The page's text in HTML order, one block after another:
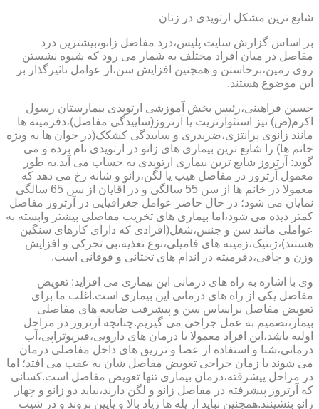
شایع ترین مشکل ارتوپدی در زنان
بر اساس گزارش سایت پلیس،درد مفاصل زانو،بیشترین درد
مفاصل در میان افراد مختلف به شمار می رود که شیوه نشستن
روی زمین،برخاستن و همچنین افزایش سن،از عوامل تاثیرگذار بر
این موضوع هستند.
حسین فراهینی،رئیس بخش آموزشی ارتوپدی بیمارستان رسول
اکرم(ص) نیز استئوآرتریت یا آرتروز(ساییدگی مفاصل)،دفرمیته ها
مانند زانوی پرانتزی،ضربدری و ساییدگی کشکک(در جوان ها به ویژه
خانم ها) را شایع ترین بیماری های زانو در ارتوپدی نام برده و می
گوید: آرتروز شایع ترین بیماری ارتوپدی به حساب می آید.به طور
معمول آرتروز در مفاصل هیپ یا لگن،زانو و شانه رخ می دهد که
معمولا در خانم ها از سن 55 سالگی و در آقایان از سن 65 سالگی
نمایان می شود؛ در حال حاضر عوامل جغرافیایی در آرتروز مفاصل
کمتر دیده می شود،اما بیماری های تخریب مفاصلی بیشتر وابسته به
عواملی مانند سن و جنس،شغل(افرادی که دارای کارهای سنگین
هستند)،ژنتیک،زمینه های فامیلی،نوع تغذیه،بی تحرکی و افزایش
وزن و چاقی،دفرمیته در اندام های تحتانی و فوقانی است.
وی با اشاره به راه های درمانی این بیماری می افزاید: تعویض
مفاصل یکی از راه های درمانی این بیماری است.اغلب ما برای
تعویض مفاصل براساس سن و پیشرفت ضایعه های مفاصلی
بیمار،تصمیم به عمل جراحی می گیریم.چنانچه آرتروز در مراحل
اولیه باشد،این افراد معمولا با درمان های دارویی،فیزیوتراپی،آب
درمانی،شنا و استفاده از عصا و تزریق های داخل مفاصلی درمان
می شوند یا زمان جراحی تعویض مفاصل شان به عقب می افتد؛ اما
در مراحل پیشرفته،درمان بیماری تنها تعویض مفاصل است.کسانی
که آرتروز پیشرفته در مفاصل زانو و لگن دارند،نباید دو زانو و چهار
زانو بنشینند.همچنین نباید از پله ها زیاد بالا و پایین بروند و در شیب